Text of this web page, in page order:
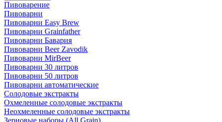
Пивоварение
Пивоварни
Пивоварни Easy Brew
Пивоварни Grainfather
Пивоварни Бавария
Пивоварни Beer Zavodik
Пивоварни MirBeer
Пивоварни 30 литров
Пивоварни 50 литров
Пивоварни автоматические
Солодовые экстракты
Охмеленные солодовые экстракты
Неохмеленные солодовые экстракты
Зерновые наборы (All Grain)